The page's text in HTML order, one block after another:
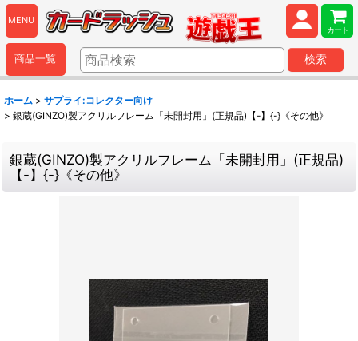
MENU
カート
商品一覧 検索
ホーム > サプライ:コレクター向け
> 銀蔵(GINZO)製アクリルフレーム「未開封用」(正規品)【-】{-}《その他》
銀蔵(GINZO)製アクリルフレーム「未開封用」(正規品)
【-】{-}《その他》